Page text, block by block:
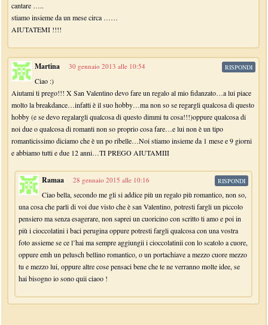
cantare …..
stiamo insieme da un mese circa ……
AIUTATEMI !!!!
Martina 30 gennaio 2013 alle 10:54
Ciao :)
Aiutami ti prego!!! X San Valentino devo fare un regalo al mio fidanzato…a lui piace
molto la breakdance…infatti è il suo hobby…ma non so se regargli qualcosa di questo
hobby (e se devo regalargli qualcosa di questo dimmi tu cosa!!!)oppure qualcosa di
noi due o qualcosa di romanti non so proprio cosa fare…e lui non è un tipo
romanticissimo diciamo che è un po ribelle…Noi stiamo insieme da 1 mese e 9 giorni
e abbiamo tutti e due 12 anni…TI PREGO AIUTAMIII
RISPONDI
Ramaa 28 gennaio 2015 alle 10:16
Ciao bella, secondo me gli si addice più un regalo più romantico, non so,
una cosa che parli di voi due visto che è san Valentino, potresti fargli un piccolo
pensiero ma senza esagerare, non saprei un cuoricino con scritto ti amo e poi in
più i cioccolatini i baci perugina oppure potresti fargli qualcosa con una vostra
foto assieme se ce l’hai ma sempre aggiungii i cioccolatinii con lo scatolo a cuore,
oppure emh un pelusch bellino romantico, o un portachiave a mezzo cuore mezzo
tu e mezzo lui, oppure altre cose pensaci bene che te ne verranno molte idee, se
hai bisogno io sono quii ciaoo !
RISPONDI